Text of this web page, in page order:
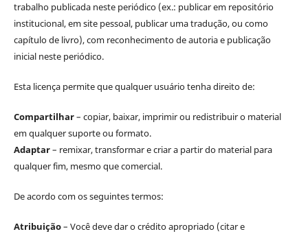
trabalho publicada neste periódico (ex.: publicar em repositório
institucional, em site pessoal, publicar uma tradução, ou como
capítulo de livro), com reconhecimento de autoria e publicação
inicial neste periódico.
Esta licença permite que qualquer usuário tenha direito de:
Compartilhar– copiar, baixar, imprimir ou redistribuir o material
em qualquer suporte ou formato.
Adaptar– remixar, transformar e criar a partir do material para
qualquer fim, mesmo que comercial.
De acordo com os seguintes termos:
Atribuição– Você deve dar o crédito apropriado (citar e